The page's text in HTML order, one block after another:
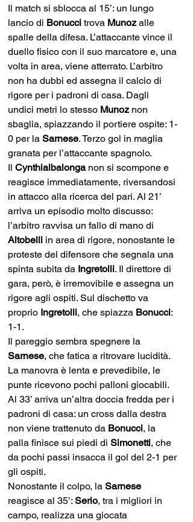
Il match si sblocca al 15’: un lungo
lancio di Bonucci trova Munoz alle
spalle della difesa. L’attaccante vince il
duello fisico con il suo marcatore e, una
volta in area, viene atterrato. L’arbitro
non ha dubbi ed assegna il calcio di
rigore per i padroni di casa. Dagli
undici metri lo stesso Munoz non
sbaglia, spiazzando il portiere ospite: 1-
0 per la Sarnese. Terzo gol in maglia
granata per l’attaccante spagnolo.
Il Cynthialbalonga non si scompone e
reagisce immediatamente, riversandosi
in attacco alla ricerca del pari. Al 21’
arriva un episodio molto discusso:
l’arbitro ravvisa un fallo di mano di
Altobelli in area di rigore, nonostante le
proteste del difensore che segnala una
spinta subita da Ingretolli. Il direttore di
gara, però, è irremovibile e assegna un
rigore agli ospiti. Sul dischetto va
proprio Ingretolli, che spiazza Bonucci:
1-1.
Il pareggio sembra spegnere la
Sarnese, che fatica a ritrovare lucidità.
La manovra è lenta e prevedibile, le
punte ricevono pochi palloni giocabili.
Al 33’ arriva un’altra doccia fredda per i
padroni di casa: un cross dalla destra
non viene trattenuto da Bonucci, la
palla finisce sui piedi di Simonetti, che
da pochi passi insacca il gol del 2-1 per
gli ospiti.
Nonostante il colpo, la Sarnese
reagisce al 35’: Serio, tra i migliori in
campo, realizza una giocata